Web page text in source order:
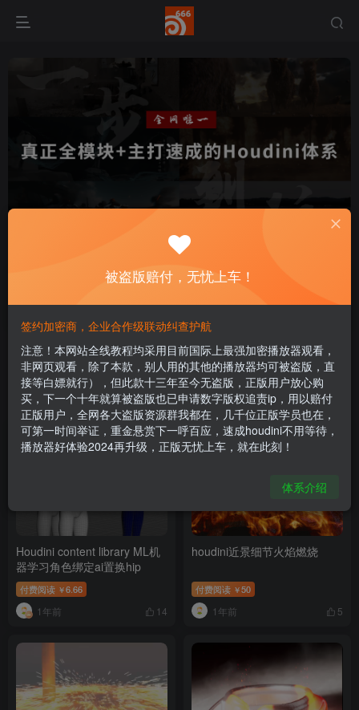
系列 宇宙最快入门系列 技术点微课系列 中级专题实战系列
模块
基础 渲染 粒子 烟火 破碎 布料 流体 毛发
排序
更新 浏览 点赞 评论
Houdini content library ML机
器学习角色绑定ai置换hip
付费阅读 ￥6.66
1年前 14
houdini近景细节火焰燃烧
付费阅读 ￥50
1年前 5
被盗版赔付，无忧上车！
签约加密商，企业合作级联动纠查护航
注意！本网站全线教程均采用目前国际上最强加密播放器观看，
非网页观看，除了本款，别人用的其他的播放器均可被盗版，直
接等白嫖就行），但此款十三年至今无盗版，正版用户放心购
买，下一个十年就算被盗版也已申请数字版权追责ip，用以赔付
正版用户，全网各大盗版资源群我都在，几千位正版学员也在，
可第一时间举证，重金悬赏下一呼百应，速成houdini不用等待，
播放器好体验2024再升级，正版无忧上车，就在此刻！
体系介绍